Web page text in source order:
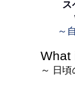
ス
～
What
～ 日頃